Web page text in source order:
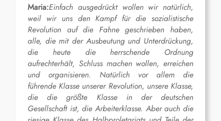
Maria:Einfach ausgedrückt wollen wir natürlich,
weil wir uns den Kampf für die sozialistische
Revolution auf die Fahne geschrieben haben,
alle, die mit der Ausbeutung und Unterdrückung,
die heute die herrschende Ordnung
aufrechterhält, Schluss machen wollen, erreichen
und organisieren. Natürlich vor allem die
führende Klasse unserer Revolution, unsere Klasse,
die die größte Klasse in der deutschen
Gesellschaft ist, die Arbeiterklasse. Aber auch die